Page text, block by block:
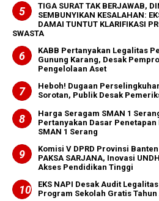
TIGA SURAT TAK BERJAWAB,
SEMBUNYIKAN KESALAHAN:
DAMAI TUNTUT KLARIFIKASI
SWASTA
KABB Pertanyakan Legalitas
Gunung Karang, Desak
Pengelolaan Aset
Heboh! Dugaan
Sorotan, Publik Desak
Harga Seragam SMAN 1
Pertanyakan Dasar
SMAN 1 Serang
Komisi V DPRD Provinsi
PAKSA SARJANA, Inovasi
Akses Pendidikan Tinggi
EKS NAPI Desak Audit
Program Sekolah Gratis Tahun